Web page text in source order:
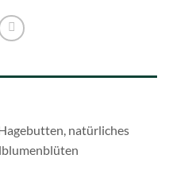
natürliches